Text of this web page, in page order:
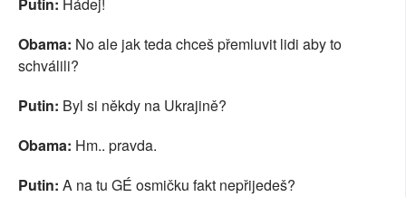
Putin: Hádej!
Obama: No ale jak teda chceš přemluvit lidi aby to
schválili?
Putin: Byl si někdy na Ukrajině?
Obama: Hm.. pravda.
Putin: A na tu GÉ osmičku fakt nepřijedeš?